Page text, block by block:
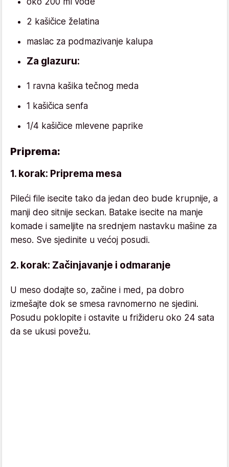
2 kašičice želatina
maslac za podmazivanje kalupa
Za glazuru:
1 ravna kašika tečnog meda
1 kašičica senfa
1/4 kašičice mlevene paprike
Priprema:
1. korak: Priprema mesa
Pileći file isecite tako da jedan deo bude krupnije, a
manji deo sitnije seckan. Batake isecite na manje
komade i sameljite na srednjem nastavku mašine za
meso. Sve sjedinite u većoj posudi.
2. korak: Začinjavanje i odmaranje
U meso dodajte so, začine i med, pa dobro
izmešajte dok se smesa ravnomerno ne sjedini.
Posudu poklopite i ostavite u frižideru oko 24 sata
da se ukusi povežu.